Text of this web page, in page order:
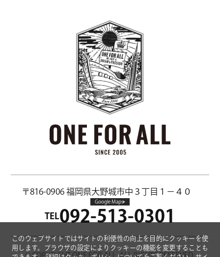
〒816-0906福岡県大野城市中３丁目１−４０
Google Maps
TEL092-513-0301
© COPYRIGHT ONE FOR ALL. ALL RIGHTS RESERVED.
このウェブサイトではサイトの利便性の向上を目的にクッキーを使
用します。ブラウザの設定によりクッキーの機能を変更することも